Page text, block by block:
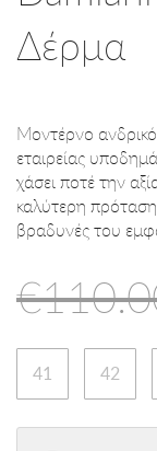
Δέρμα
Μοντέρνο
εταιρείας
χάσει ποτέ την
καλύτερη πρόταση
βραδυνές του
41 42